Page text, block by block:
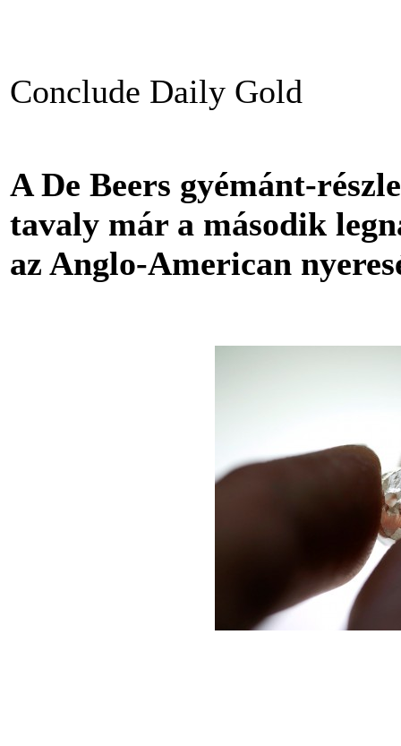
Conclude Daily Gold
A De Beers gyémánt-
tavaly már a második
az Anglo-American